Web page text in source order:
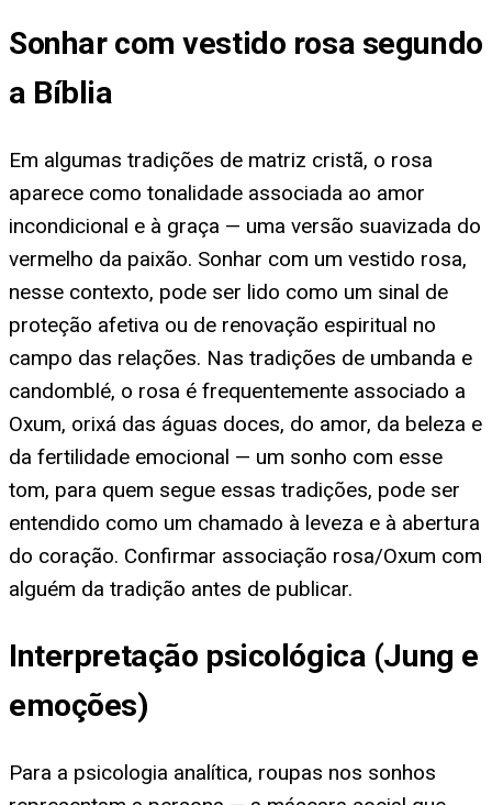
Sonhar com vestido rosa segundo
a Bíblia
Em algumas tradições de matriz cristã, o rosa
aparece como tonalidade associada ao amor
incondicional e à graça — uma versão suavizada do
vermelho da paixão. Sonhar com um vestido rosa,
nesse contexto, pode ser lido como um sinal de
proteção afetiva ou de renovação espiritual no
campo das relações. Nas tradições de umbanda e
candomblé, o rosa é frequentemente associado a
Oxum, orixá das águas doces, do amor, da beleza e
da fertilidade emocional — um sonho com esse
tom, para quem segue essas tradições, pode ser
entendido como um chamado à leveza e à abertura
do coração. Confirmar associação rosa/Oxum com
alguém da tradição antes de publicar.
Interpretação psicológica (Jung e
emoções)
Para a psicologia analítica, roupas nos sonhos